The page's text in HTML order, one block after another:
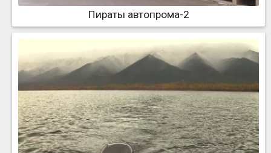
Пираты автопрома-2